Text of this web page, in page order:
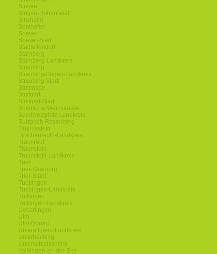
Singen
Singen-Hohentwiel
Sinsheim
Sonthofen
Speyer
Speyer-Stadt
Stadtallendorf
Starnberg
Starnberg-Landkreis
Straubing
Straubing-Bogen-Landkreis
Straubing-Stadt
Stutensee
Stuttgart
Stuttgart-Stadt
Suedliche-Weinstrasse
Suedwestpfalz-Landkreis
Sulzbach-Rosenberg
Taunusstein
Tirschenreuth-Landkreis
Traunreut
Traunstein
Traunstein-Landkreis
Trier
Trier-Saarburg
Trier-Stadt
Tuebingen
Tuebingen-Landkreis
Tuttlingen
Tuttlingen-Landkreis
Ueberlingen
Ulm
Ulm-Donau
Unterallgaeu-Landkreis
Unterhaching
Unterschleissheim
Vaihingen-an-der-Enz